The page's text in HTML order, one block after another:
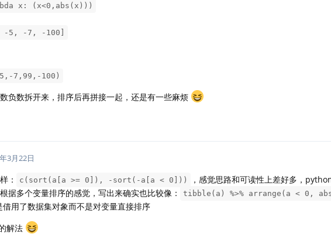
x: (x<0,abs(x)))
-5, -7, -100]
7,99,-100)
负数拆开来，排序后再拼接一起，还是有一些麻烦
3月22日
： c(sort(a[a >= 0]), -sort(-a[a < 0]))
，感觉思路和可读性上差好多，
据多个变量排序的感觉，写出来确实也比较像：
tibble(a) %>% arrange(a < 0,
借用了数据集对象而不是对变量直接排序
解法